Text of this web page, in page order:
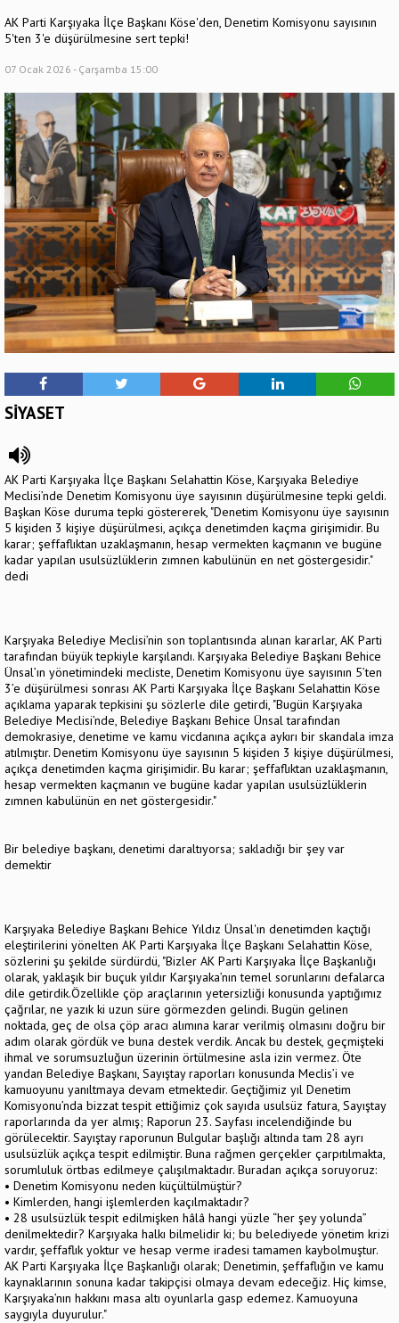
AK Parti Karşıyaka İlçe Başkanı Köse'den, Denetim Komisyonu sayısının
5'ten 3'e düşürülmesine sert tepki!
07 Ocak 2026 - Çarşamba 15:00
SİYASET
AK Parti Karşıyaka İlçe Başkanı Selahattin Köse, Karşıyaka Belediye
Meclisi’nde Denetim Komisyonu üye sayısının düşürülmesine tepki geldi.
Başkan Köse duruma tepki göstererek, "Denetim Komisyonu üye sayısının
5 kişiden 3 kişiye düşürülmesi, açıkça denetimden kaçma girişimidir. Bu
karar; şeffaflıktan uzaklaşmanın, hesap vermekten kaçmanın ve bugüne
kadar yapılan usulsüzlüklerin zımnen kabulünün en net göstergesidir."
dedi
Karşıyaka Belediye Meclisi’nin son toplantısında alınan kararlar, AK Parti
tarafından büyük tepkiyle karşılandı. Karşıyaka Belediye Başkanı Behice
Ünsal’ın yönetimindeki mecliste, Denetim Komisyonu üye sayısının 5’ten
3’e düşürülmesi sonrası AK Parti Karşıyaka İlçe Başkanı Selahattin Köse
açıklama yaparak tepkisini şu sözlerle dile getirdi, "Bugün Karşıyaka
Belediye Meclisi’nde, Belediye Başkanı Behice Ünsal tarafından
demokrasiye, denetime ve kamu vicdanına açıkça aykırı bir skandala imza
atılmıştır. Denetim Komisyonu üye sayısının 5 kişiden 3 kişiye düşürülmesi,
açıkça denetimden kaçma girişimidir. Bu karar; şeffaflıktan uzaklaşmanın,
hesap vermekten kaçmanın ve bugüne kadar yapılan usulsüzlüklerin
zımnen kabulünün en net göstergesidir."
Bir belediye başkanı, denetimi daraltıyorsa; sakladığı bir şey var
demektir
Karşıyaka Belediye Başkanı Behice Yıldız Ünsal'ın denetimden kaçtığı
eleştirilerini yönelten AK Parti Karşıyaka İlçe Başkanı Selahattin Köse,
sözlerini şu şekilde sürdürdü, "Bizler AK Parti Karşıyaka İlçe Başkanlığı
olarak, yaklaşık bir buçuk yıldır Karşıyaka’nın temel sorunlarını defalarca
dile getirdik.Özellikle çöp araçlarının yetersizliği konusunda yaptığımız
çağrılar, ne yazık ki uzun süre görmezden gelindi. Bugün gelinen
noktada, geç de olsa çöp aracı alımına karar verilmiş olmasını doğru bir
adım olarak gördük ve buna destek verdik. Ancak bu destek, geçmişteki
ihmal ve sorumsuzluğun üzerinin örtülmesine asla izin vermez. Öte
yandan Belediye Başkanı, Sayıştay raporları konusunda Meclis’i ve
kamuoyunu yanıltmaya devam etmektedir. Geçtiğimiz yıl Denetim
Komisyonu’nda bizzat tespit ettiğimiz çok sayıda usulsüz fatura, Sayıştay
raporlarında da yer almış; Raporun 23. Sayfası incelendiğinde bu
görülecektir. Sayıştay raporunun Bulgular başlığı altında tam 28 ayrı
usulsüzlük açıkça tespit edilmiştir. Buna rağmen gerçekler çarpıtılmakta,
sorumluluk örtbas edilmeye çalışılmaktadır. Buradan açıkça soruyoruz:
• Denetim Komisyonu neden küçültülmüştür?
• Kimlerden, hangi işlemlerden kaçılmaktadır?
• 28 usulsüzlük tespit edilmişken hâlâ hangi yüzle “her şey yolunda”
denilmektedir? Karşıyaka halkı bilmelidir ki; bu belediyede yönetim krizi
vardır, şeffaflık yoktur ve hesap verme iradesi tamamen kaybolmuştur.
AK Parti Karşıyaka İlçe Başkanlığı olarak; Denetimin, şeffaflığın ve kamu
kaynaklarının sonuna kadar takipçisi olmaya devam edeceğiz. Hiç kimse,
Karşıyaka’nın hakkını masa altı oyunlarla gasp edemez. Kamuoyuna
saygıyla duyurulur."